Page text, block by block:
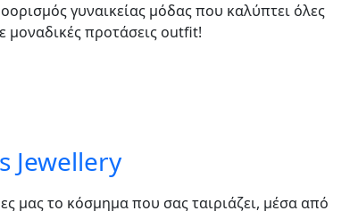
γυναικείας μόδας που καλύπτει όλες
μοναδικές προτάσεις outfit!
Jewellery
μας το κόσμημα που σας ταιριάζει, μέσα από